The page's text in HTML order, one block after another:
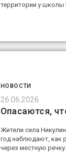
территории у школы
НОВОСТИ
26.06.2026
Опасаются,
Жители села
год наблюдают, как
через местную